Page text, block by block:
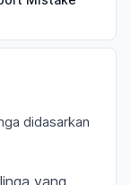
didasarkan
yang